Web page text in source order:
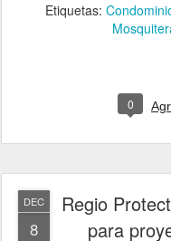
Etiquetas:
0
DEC
8
Regio
para